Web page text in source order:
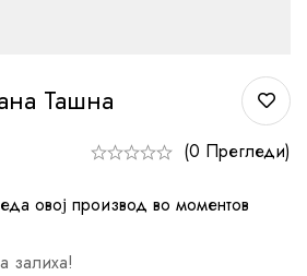
Ташна
(0 Прегледи)
овој производ во моментов
залиха!